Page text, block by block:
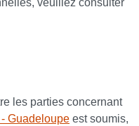
veuillez consulter
les parties concernant
Guadeloupe est soumis,